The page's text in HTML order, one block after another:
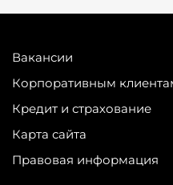
Вакансии
Корпоративным
Кредит и страхование
Карта сайта
Правовая информация